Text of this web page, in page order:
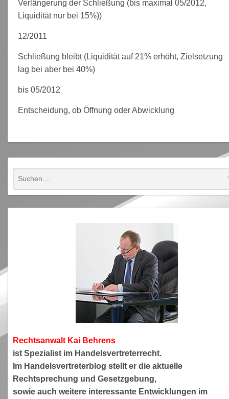
Verlängerung der Schließung (bis maximal 05/2012,
Liquidität nur bei 15%))
12/2011
Schließung bleibt (Liquidität auf 21% erhöht, Zielsetzung
lag bei aber bei 40%)
bis 05/2012
Entscheidung, ob Öffnung oder Abwicklung
Rechtsanwalt Kai Behrens
ist Spezialist im Handelsvertreterrecht.
Im Handelsvertreterblog stellt er die aktuelle
Rechtsprechung und Gesetzgebung,
sowie auch weitere interessante Entwicklungen im